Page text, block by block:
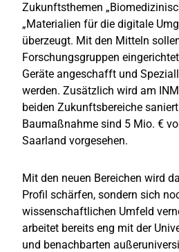
Zukunftsthemen
„Materialien für die digitale
überzeugt. Mit den Mitteln
Forschungsgruppen
Geräte angeschafft und
werden. Zusätzlich wird am
beiden Zukunftsbereiche
Baumaßnahme sind 5 Mio. €
Saarland vorgesehen.
Mit den neuen Bereichen wird
Profil schärfen, sondern sich
wissenschaftlichen Umfeld
arbeitet bereits eng mit der
und benachbarten